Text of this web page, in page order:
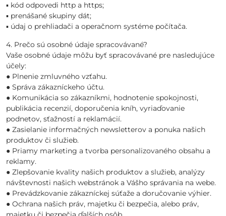
▪ kód odpovedi http a https;
▪ prenášané skupiny dát;
▪ údaj o prehliadači a operačnom systéme počítača.
4. Prečo sú osobné údaje spracovávané?
Vaše osobné údaje môžu byť spracovávané pre nasledujúce
účely:
● Plnenie zmluvného vzťahu.
● Správa zákazníckeho účtu.
● Komunikácia so zákazníkmi, hodnotenie spokojnosti,
publikácia recenzií, doporučenia kníh, vyriaďovanie
podnetov, sťažností a reklamácií.
● Zasielanie informačných newsletterov a ponuka našich
produktov či služieb.
● Priamy marketing a tvorba personalizovaného obsahu a
reklamy.
● Zlepšovanie kvality našich produktov a služieb, analýzy
návštevnosti našich webstránok a Vášho správania na webe.
● Prevádzkovanie zákazníckej súťaže a doručovanie výhier.
● Ochrana našich práv, majetku či bezpečia, alebo práv,